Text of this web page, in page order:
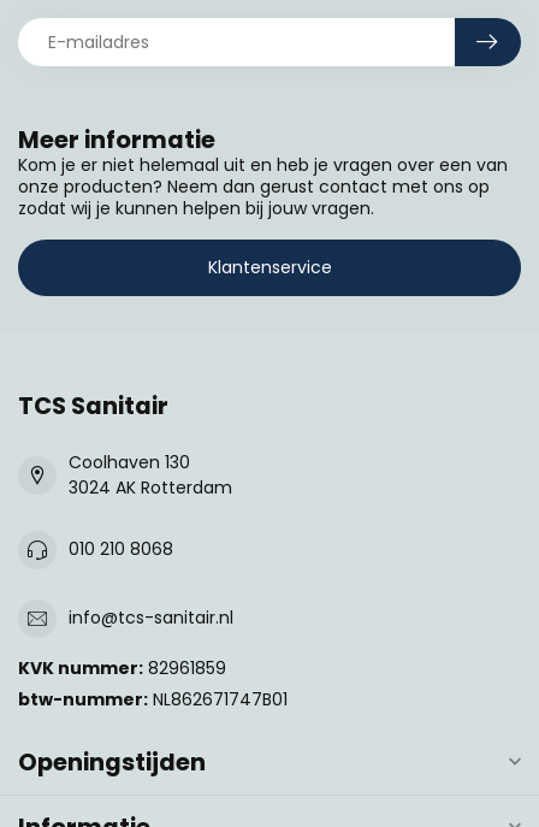
Meer informatie
Kom je er niet helemaal uit en heb je vragen over een van
onze producten? Neem dan gerust contact met ons op
zodat wij je kunnen helpen bij jouw vragen.
Klantenservice
TCS Sanitair
Coolhaven 130
3024 AK Rotterdam
010 210 8068
info@tcs-sanitair.nl
KVK nummer: 82961859
btw-nummer: NL862671747B01
Openingstijden